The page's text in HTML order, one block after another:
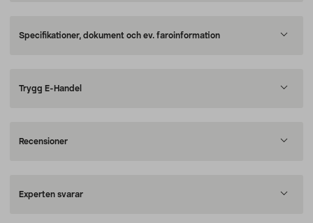
Specifikationer, dokument och ev. faroinformation
Trygg E-Handel
Recensioner
Experten svarar